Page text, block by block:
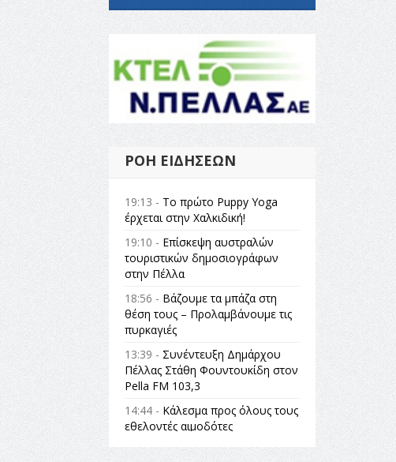
ΡΟΉ ΕΙΔΉΣΕΩΝ
19:13 - Το πρώτο Puppy Yoga
έρχεται στην Χαλκιδική!
19:10 - Επίσκεψη αυστραλών
τουριστικών δημοσιογράφων
στην Πέλλα
18:56 - Βάζουμε τα μπάζα στη
θέση τους – Προλαμβάνουμε τις
πυρκαγιές
13:39 - Συνέντευξη Δημάρχου
Πέλλας Στάθη Φουντουκίδη στον
Pella FM 103,3
14:44 - Κάλεσμα προς όλους τους
εθελοντές αιμοδότες
14:23 -Όλη η Ελλάδα ένας